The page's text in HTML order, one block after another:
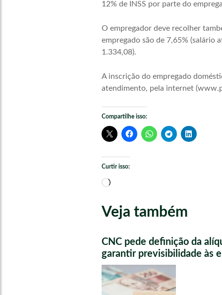
12% de INSS por parte do
O empregador deve recolher
empregado são de 7,65% (salário
1.334,08).
A inscrição do empregado
atendimento, pela internet
Compartilhe isso:
Curtir isso:
Carregando...
Veja também
CNC pede definição da
garantir previsibilidade às